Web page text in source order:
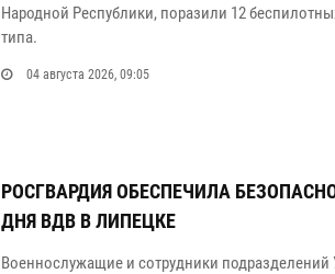
Народной Республики, поразили 12
типа.
04 августа 2026, 09:05
РОСГВАРДИЯ ОБЕСПЕЧИЛА
ДНЯ ВДВ В ЛИПЕЦКЕ
Военнослужащие и сотрудники